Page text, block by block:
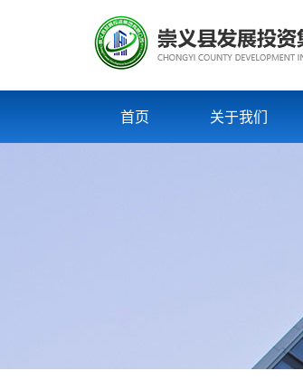
首页 关于我们